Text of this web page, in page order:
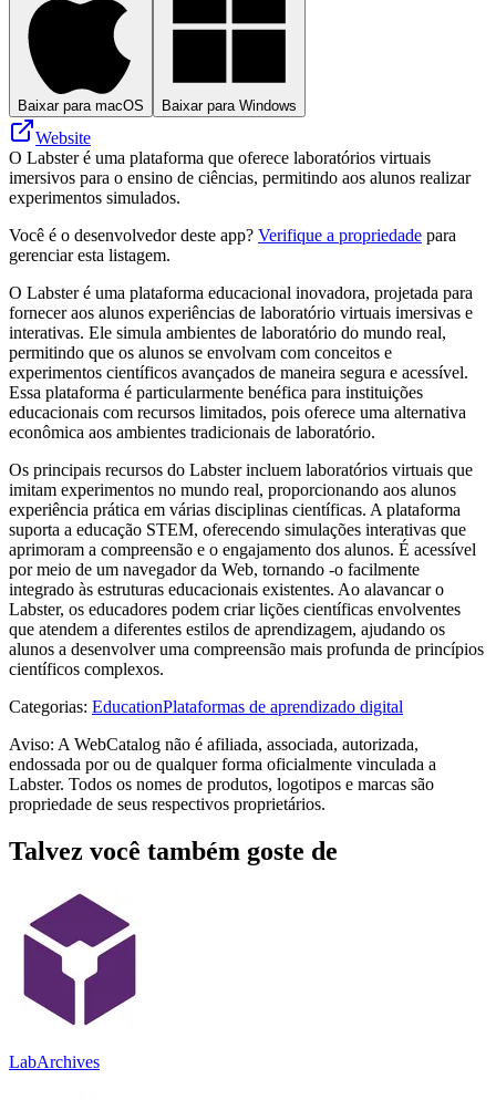
Baixar para macOS Baixar para Windows
Website
O Labster é uma plataforma que oferece laboratórios virtuais
imersivos para o ensino de ciências, permitindo aos alunos realizar
experimentos simulados.
Você é o desenvolvedor deste app? Verifique a propriedade para
gerenciar esta listagem.
O Labster é uma plataforma educacional inovadora, projetada para
fornecer aos alunos experiências de laboratório virtuais imersivas e
interativas. Ele simula ambientes de laboratório do mundo real,
permitindo que os alunos se envolvam com conceitos e
experimentos científicos avançados de maneira segura e acessível.
Essa plataforma é particularmente benéfica para instituições
educacionais com recursos limitados, pois oferece uma alternativa
econômica aos ambientes tradicionais de laboratório.
Os principais recursos do Labster incluem laboratórios virtuais que
imitam experimentos no mundo real, proporcionando aos alunos
experiência prática em várias disciplinas científicas. A plataforma
suporta a educação STEM, oferecendo simulações interativas que
aprimoram a compreensão e o engajamento dos alunos. É acessível
por meio de um navegador da Web, tornando -o facilmente
integrado às estruturas educacionais existentes. Ao alavancar o
Labster, os educadores podem criar lições científicas envolventes
que atendem a diferentes estilos de aprendizagem, ajudando os
alunos a desenvolver uma compreensão mais profunda de princípios
científicos complexos.
Categorias: EducationPlataformas de aprendizado digital
Aviso: A WebCatalog não é afiliada, associada, autorizada,
endossada por ou de qualquer forma oficialmente vinculada a
Labster. Todos os nomes de produtos, logotipos e marcas são
propriedade de seus respectivos proprietários.
Talvez você também goste de
LabArchives